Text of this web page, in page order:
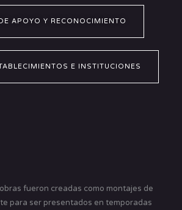
APOYO Y RECONOCIMIENTO
E INSTITUCIONES
fueron creadas como montajes de
para ser presentados en temporadas